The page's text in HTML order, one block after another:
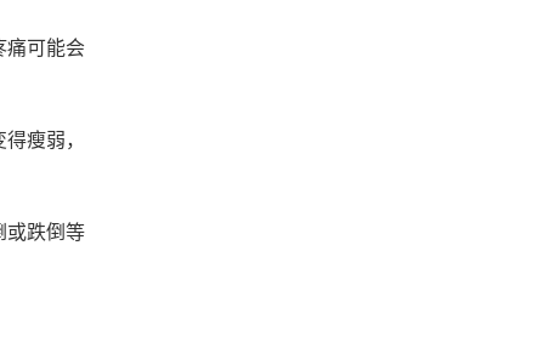
痛可能会
瘦弱，
或跌倒等